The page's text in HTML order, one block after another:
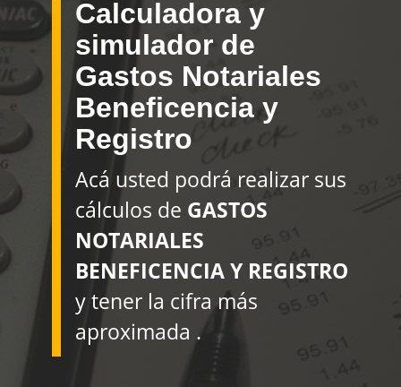
Calculadora y
simulador de
Gastos Notariales
Beneficencia y
Registro
Acá usted podrá realizar sus
cálculos de GASTOS
NOTARIALES
BENEFICENCIA Y REGISTRO
y tener la cifra más
aproximada .